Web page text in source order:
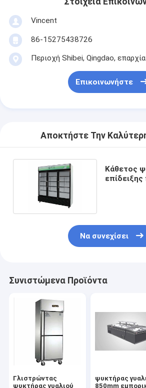
Vincent
86-15275438726
Περιοχή Shibei, Qingdao,
Επικοινωνήστε
Αποκτήστε Την
Κάθετος
Να συνεχίσει
Συνιστώμενα Προϊόντα
Γλιστρώντας
ψυκτήρας γυαλιού
ψυκτήρας
850mm